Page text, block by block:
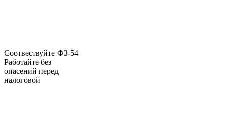
Соотвествуйте ФЗ-54
Работайте без
опасений перед
налоговой